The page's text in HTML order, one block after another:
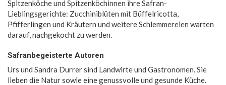
Spitzenköche und Spitzenköchinnen ihre Safran-
Lieblingsgerichte: Zucchiniblüten mit Büffelricotta,
Pfifferlingen und Kräutern und weitere Schlemmereien warten
darauf, nachgekocht zu werden.
Safranbegeisterte Autoren
Urs und Sandra Durrer sind Landwirte und Gastronomen. Sie
lieben die Natur sowie eine genussvolle und gesunde Küche.